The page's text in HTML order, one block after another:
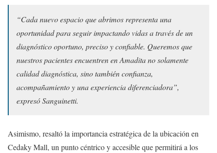
“Cada nuevo espacio que abrimos representa una
oportunidad para seguir impactando vidas a través de un
diagnóstico oportuno, preciso y confiable. Queremos que
nuestros pacientes encuentren en Amadita no solamente
calidad diagnóstica, sino también confianza,
acompañamiento y una experiencia diferenciadora”,
expresó Sanguinetti.
Asimismo, resaltó la importancia estratégica de la ubicación en
Cedaky Mall, un punto céntrico y accesible que permitirá a los